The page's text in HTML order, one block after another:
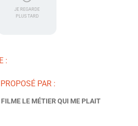
JE REGARDE
PLUS TARD
:
PROPOSÉ PAR :
LE MÉTIER QUI ME PLAIT